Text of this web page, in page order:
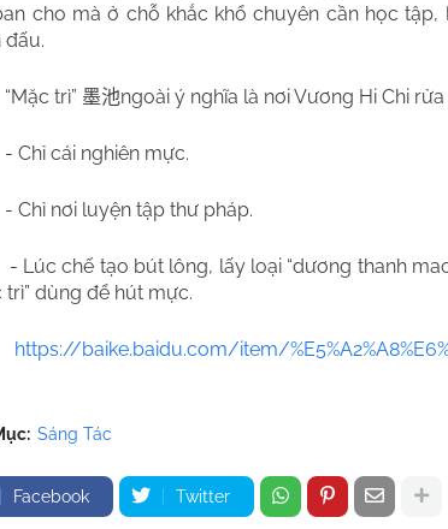
cho mà ở chỗ khắc khổ chuyên cần học
đấu.
“Mặc trì” 墨池ngoài ý nghĩa là nơi Vương Hi Chi
- Chỉ cái nghiên mực.
- Chỉ nơi luyện tập thư pháp.
- Lúc chế tạo bút lông, lấy loại “dương thanh
trì” dùng để hút mực.
https://baike.baidu.com/item/
Sáng Tác
Facebook Twitter